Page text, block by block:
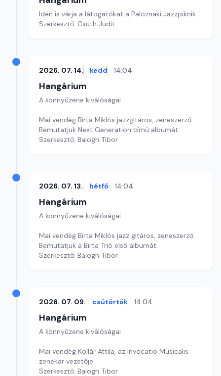
Idén is várja a látogatókat a Paloznaki Jazzpiknik
Szerkesztő: Csuth Judit
2026. 07. 14. kedd 14:04
Hangárium
A könnyűzene kiválóságai
Mai vendég Birta Miklós jazzgitáros, zeneszerző.
Bemutatjuk Next Generation című albumát.
Szerkesztő: Balogh Tibor
2026. 07. 13. hétfő 14:04
Hangárium
A könnyűzene kiválóságai
Mai vendég Birta Miklós jazz gitáros, zeneszerző.
Bemutatjuk a Birta Trió első albumát.
Szerkesztő: Balogh Tibor
2026. 07. 09. csütörtök 14:04
Hangárium
A könnyűzene kiválóságai
Mai vendég Kollár Attila, az Invocatio Musicalis
zenekar vezetője.
Szerkesztő: Balogh Tibor